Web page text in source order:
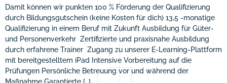
Damit können wir punkten 100 % Förderung der Qualifizierung
durch Bildungsgutschein (keine Kosten für dich) 13,5 -monatige
Qualifizierung in einem Beruf mit Zukunft Ausbildung für Güter-
und Personenverkehr Zertifizierte und praxisnahe Ausbildung
durch erfahrene Trainer Zugang zu unserer E-Learning-Plattform
mit bereitgestelltem iPad Intensive Vorbereitung auf die
Prüfungen Persönliche Betreuung vor und während der